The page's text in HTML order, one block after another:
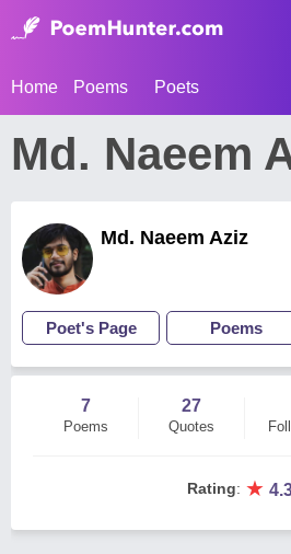
Home Poems Poets
Md. Naeem
Md. Naeem Aziz
Poet's Page Poems
7
Poems
27
Quotes
Rating: ★